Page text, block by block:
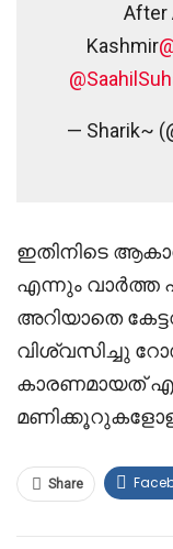
After
Kashmir
— Sharik~
ഇതിനിടെ
എന്നും വാർത്ത
അറിയാതെ
വിശ്വസിച്ചു
കാരണമായത്
Share